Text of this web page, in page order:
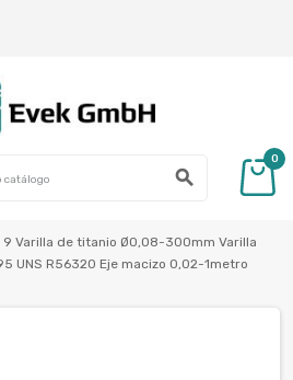
search
0
9 Varilla de titanio Ø0,08-300mm Varilla
UNS R56320 Eje macizo 0,02-1metro